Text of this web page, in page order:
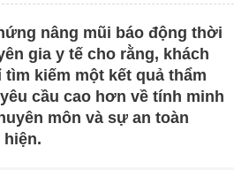
nâng mũi báo động thời
gia y tế cho rằng, khách
tìm kiếm một kết quả thẩm
cầu cao hơn về tính minh
môn và sự an toàn